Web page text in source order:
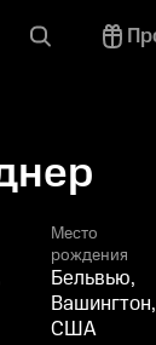
Место
рождения
Бельвью,
Вашингтон,
США